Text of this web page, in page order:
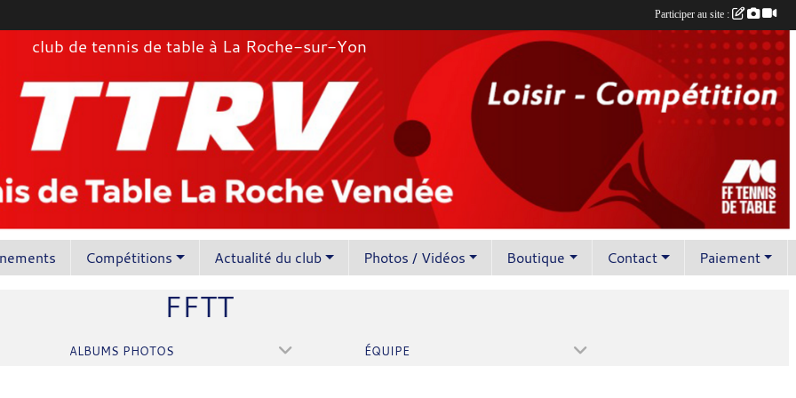
club de tennis de table à La Roche-sur-Yon
Compétitions Actualité du club Photos / Vidéos Boutique Contact Paiement
FFTT
ALBUMS PHOTOS ÉQUIPE
Participer au site :